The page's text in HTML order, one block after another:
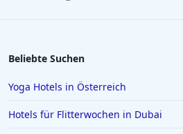
Beliebte Suchen
Yoga Hotels in Österreich
Hotels für Flitterwochen in Dubai